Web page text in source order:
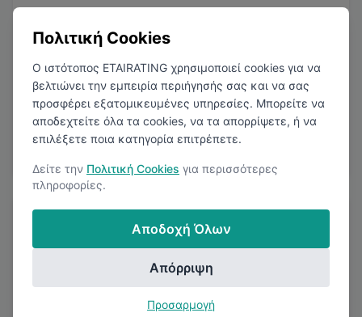
3.8 (2Κριτικές)
MVI HELLAS I.K.E.
Πολιτική Cookies
Ο ιστότοπος ETAIRATING χρησιμοποιεί cookies για να
βελτιώνει την εμπειρία περιήγησής σας και να σας
προσφέρει εξατομικευμένες υπηρεσίες. Μπορείτε να
αποδεχτείτε όλα τα cookies, να τα απορρίψετε, ή να
επιλέξετε ποια κατηγορία επιτρέπετε.
Δείτε την Πολιτική Cookies για περισσότερες
πληροφορίες.
Αποδοχή Όλων
Απόρριψη
Προσαρμογή